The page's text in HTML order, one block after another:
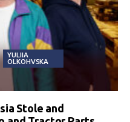
YULIIA
OLKOHVSKA
Stole and